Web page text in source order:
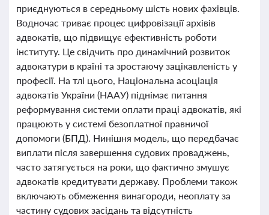
приєднуються в середньому шість нових фахівців.
Водночас триває процес цифровізації архівів
адвокатів, що підвищує ефективність роботи
інституту. Це свідчить про динамічний розвиток
адвокатури в країні та зростаючу зацікавленість у
професії. На тлі цього, Національна асоціація
адвокатів України (НААУ) піднімає питання
реформування системи оплати праці адвокатів, які
працюють у системі безоплатної правничої
допомоги (БПД). Нинішня модель, що передбачає
виплати після завершення судових проваджень,
часто затягується на роки, що фактично змушує
адвокатів кредитувати державу. Проблеми також
включають обмеження винагороди, неоплату за
частину судових засідань та відсутність